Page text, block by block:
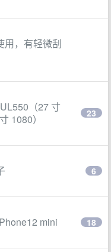
用，有轻微刮
（27 寸
1080）
23
6
mini 18